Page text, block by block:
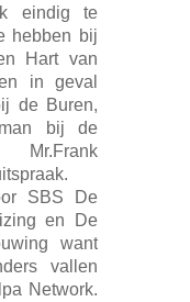
eindig te
hebben bij
Hart van
in geval
de Buren,
bij de
SBS De
en De
want
vallen
Network.